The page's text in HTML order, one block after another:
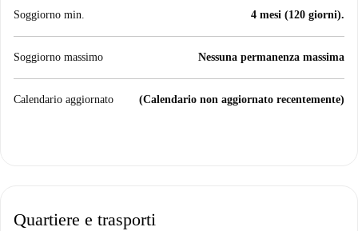
Soggiorno min. 4 mesi (120 giorni).
Soggiorno massimo Nessuna permanenza massima
Calendario aggiornato (Calendario non aggiornato recentemente)
Quartiere e trasporti